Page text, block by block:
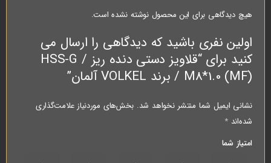
هیچ دیدگاهی برای این محصول نوشته نشده است.
اولین نفری باشید که دیدگاهی را ارسال می
کنید برای “قلاویز دستی دنده ریز HSS-G /
M8*1.0 (MF) / برند VOLKEL آلمان”
نشانی ایمیل شما منتشر نخواهد شد. بخش‌های موردنیاز علامت‌گذاری
شده‌اند*
امتیاز شما